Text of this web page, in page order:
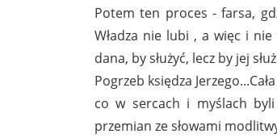
Potem ten proces - farsa,
Władza nie lubi , a więc i
dana, by służyć, lecz by jej
Pogrzeb księdza
co w sercach i myślach
przemian ze słowami